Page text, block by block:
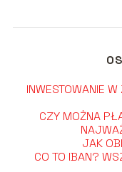
INWESTOWANIE
CZY MOŻNA
JAK
CO TO IBAN?